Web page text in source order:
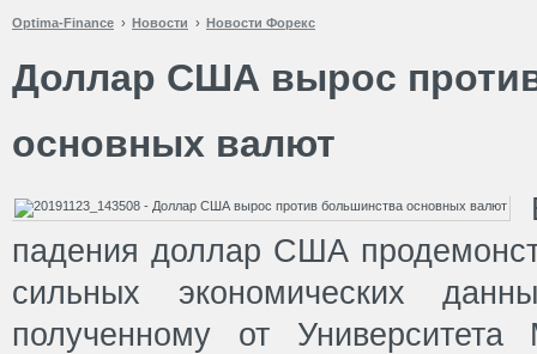
Optima-Finance Новости Новости Форекс
Доллар США вырос
основных валют
падения доллар США
сильных экономических
полученному от